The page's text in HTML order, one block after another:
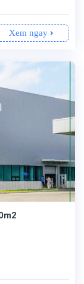
Xem ngay